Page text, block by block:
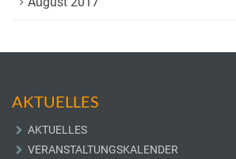
AKTUELLES
AKTUELLES
VERANSTALTUNGSKALENDER